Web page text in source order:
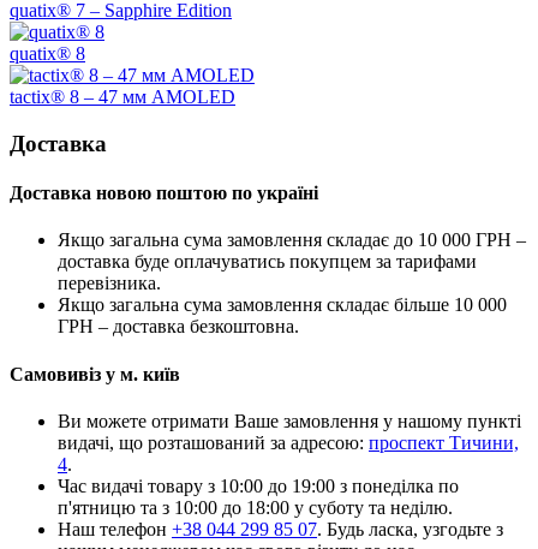
quatix® 7 – Sapphire Edition
quatix® 8
tactix® 8 – 47 мм AMOLED
Доставка
Доставка новою поштою по україні
Якщо загальна сума замовлення складає до 10 000 ГРН –
доставка буде оплачуватись покупцем за тарифами
перевізника.
Якщо загальна сума замовлення складає більше 10 000
ГРН – доставка безкоштовна.
Самовивіз у м. київ
Ви можете отримати Ваше замовлення у нашому пункті
видачі, що розташований за адресою: проспект Тичини,
4.
Час видачі товару з 10:00 до 19:00 з понеділка по
п'ятницю та з 10:00 до 18:00 у суботу та неділю.
Наш телефон +38 044 299 85 07. Будь ласка, узгодьте з